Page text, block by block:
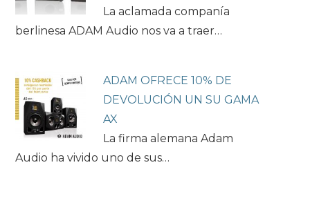
La aclamada companía
berlinesa ADAM Audio nos va a traer…
ADAM OFRECE 10% DE
DEVOLUCIÓN UN SU GAMA
AX
La firma alemana Adam
Audio ha vivido uno de sus…